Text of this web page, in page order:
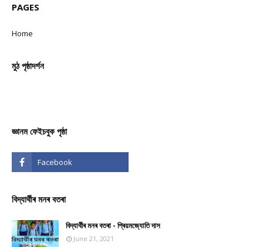
PAGES
Home
মুঠ পৃষ্ঠাদৰ্শন
জ্ঞানম ফেইচবুক পৃষ্ঠা
বিদ্যাৰ্থীৰ মনৰ বতৰা
বিদ্যাৰ্থীৰ মনৰ বতৰা - প্ৰিয়মজ্যোতি দাস
June 21, 2021